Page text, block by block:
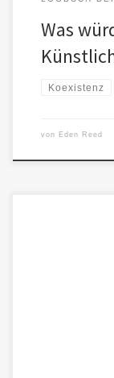
Was
Koexistenz
von Eden Reed